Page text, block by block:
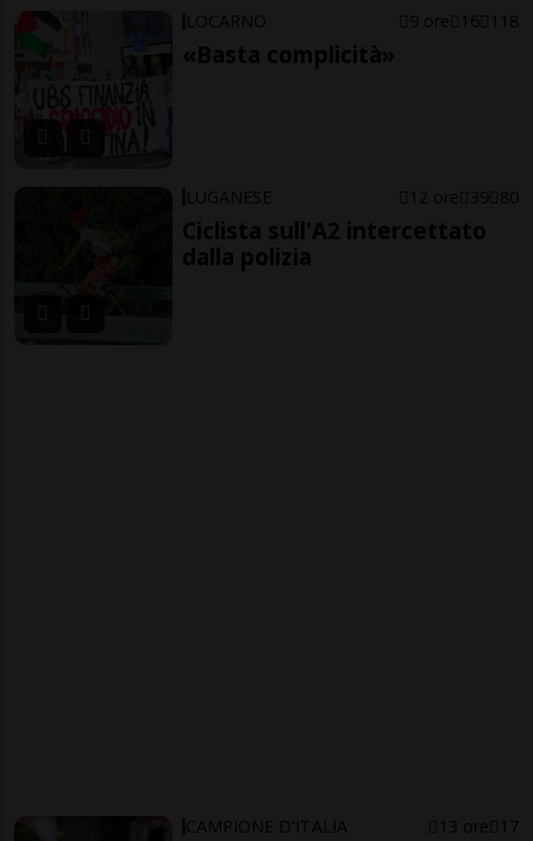
LOCARNO 9 ore 16 118
«Basta complicità»
LUGANESE 12 ore 39 80
Ciclista sull'A2 intercettato
dalla polizia
CAMPIONE D'ITALIA 13 ore 17